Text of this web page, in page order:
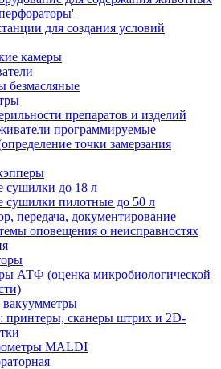
для создания условий
камеры
безмасляные
препаратов и изделий
программируемые
точки замерзания
сушилки до 18 л
сушилки пилотные до 50 л
передача, документирование
оповещения о неисправностях
АТФ (оценка микробиологической
принтеры, сканеры штрих и 2D-
MALDI